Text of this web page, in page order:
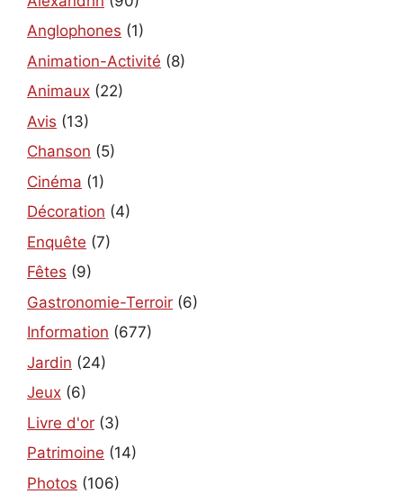
Anglophones (1)
Animation-Activité (8)
Animaux (22)
Avis (13)
Chanson (5)
Cinéma (1)
Décoration (4)
Enquête (7)
Fêtes (9)
Gastronomie-Terroir (6)
Information (677)
Jardin (24)
Jeux (6)
Livre d'or (3)
Patrimoine (14)
Photos (106)